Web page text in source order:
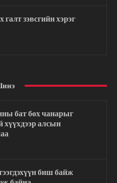
зэвсгийн хэрэг
бат бөх чанарыг
хүүхдээр алсын
биш байж